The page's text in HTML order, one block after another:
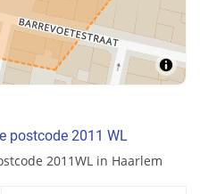
postcode 2011 WL
2011WL in Haarlem